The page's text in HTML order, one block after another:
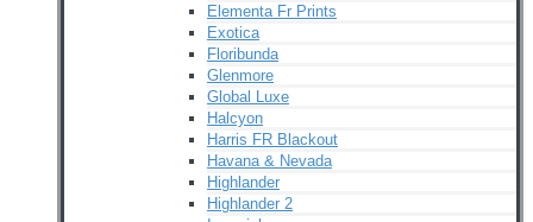
Elementa Fr Prints
Exotica
Floribunda
Glenmore
Global Luxe
Halcyon
Harris FR Blackout
Havana & Nevada
Highlander
Highlander 2